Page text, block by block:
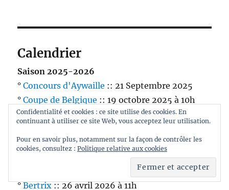
très
généreux
!
Calendrier
Saison 2025-2026
°Concours d'Aywaille :: 21 Septembre 2025
°Coupe de Belgique :: 19 octobre 2025 à 10h
(Domaine de Mehaignoul)
°BW Trophy:: 6 décembre 2025 à 14h
:: 14 Mars 2026 à 13h (Terres du Val
°Bertrix :: 26 avril 2026 à 11h
Confidentialité et cookies : ce site utilise des cookies. En
continuant à utiliser ce site Web, vous acceptez leur utilisation.
Pour en savoir plus, notamment sur la façon de contrôler les
cookies, consultez : Politique relative aux cookies